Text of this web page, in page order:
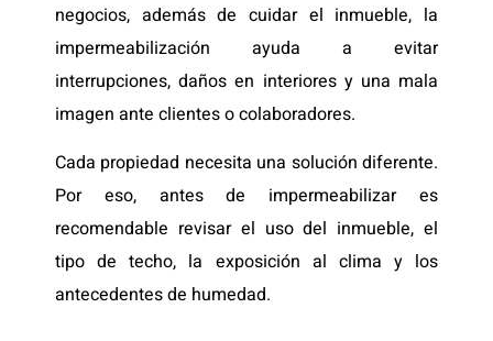
negocios, además de cuidar el inmueble, la
impermeabilización ayuda a evitar
interrupciones, daños en interiores y una mala
imagen ante clientes o colaboradores.
Cada propiedad necesita una solución diferente.
Por eso, antes de impermeabilizar es
recomendable revisar el uso del inmueble, el
tipo de techo, la exposición al clima y los
antecedentes de humedad.